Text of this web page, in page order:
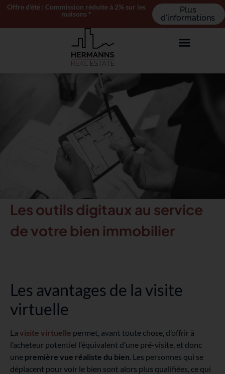
Offre d'été : Commission réduite à 2% sur les
maisons *
Plus
d'informations
Les outils digitaux au service
de votre bien immobilier
Les avantages de la visite
virtuelle
La visite virtuelle permet, avant toute chose, d’offrir à
l’acheteur potentiel l’équivalent d’une pré-visite, et donc
une première vue réaliste du bien. Les personnes qui se
déplacent pour voir le bien sont alors plus qualifiées, ce qui